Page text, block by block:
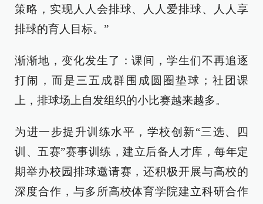
策略，实现人人会排球、人人爱排球、人人享
排球的育人目标。”
渐渐地，变化发生了：课间，学生们不再追逐
打闹，而是三五成群围成圆圈垫球；社团课
上，排球场上自发组织的小比赛越来越多。
为进一步提升训练水平，学校创新“三选、四
训、五赛”赛事训练，建立后备人才库，每年定
期举办校园排球邀请赛，还积极开展与高校的
深度合作，与多所高校体育学院建立科研合作